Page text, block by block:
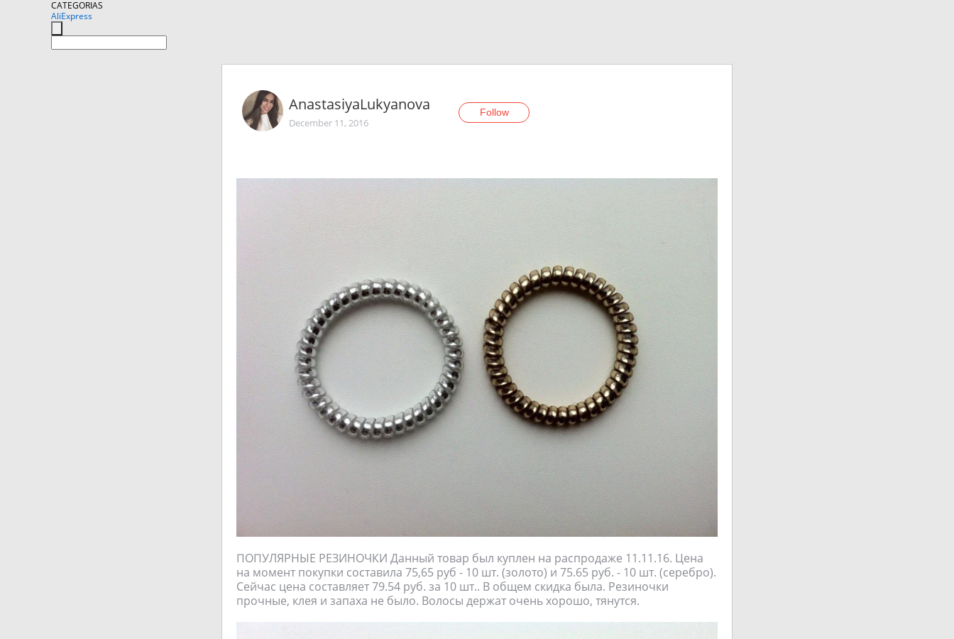
CATEGORIAS
AliExpress
AnastasiyaLukyanova
December 11, 2016
Follow
ПОПУЛЯРНЫЕ РЕЗИНОЧКИ Данный товар был куплен на распродаже 11.11.16. Цена
на момент покупки составила 75,65 руб - 10 шт. (золото) и 75.65 руб. - 10 шт. (серебро).
Сейчас цена составляет 79.54 руб. за 10 шт.. В общем скидка была. Резиночки
прочные, клея и запаха не было. Волосы держат очень хорошо, тянутся.